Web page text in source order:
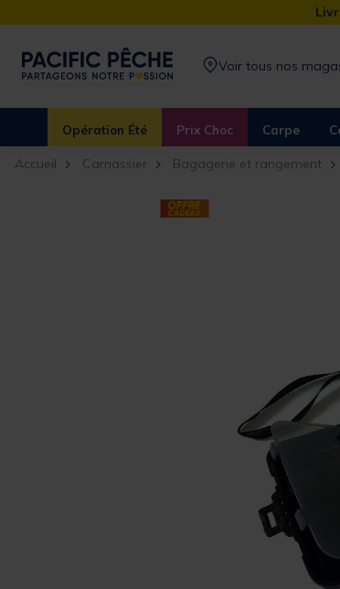
Voir tous nos
Opération Été Prix Choc Carpe
Accueil Carnassier Bagagerie et rangement